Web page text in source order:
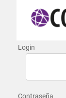
Login
Contraseña